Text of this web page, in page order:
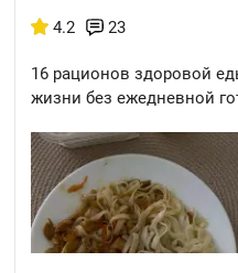
4.2 23
16 рационов здоровой
жизни без ежедневной